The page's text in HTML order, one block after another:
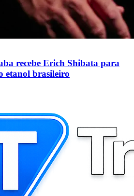
recebe Erich Shibata para
etanol brasileiro